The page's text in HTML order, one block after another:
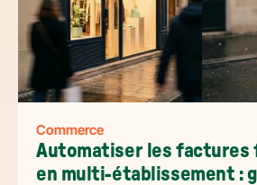
Commerce
Automatiser les factures
en multi-établissement :